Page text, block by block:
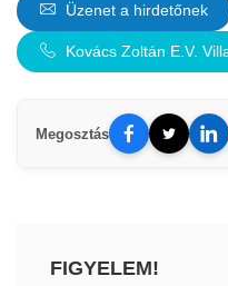
Üzenet a hirdetőnek
Kovács Zoltán E.V.
Megosztás
FIGYELEM!